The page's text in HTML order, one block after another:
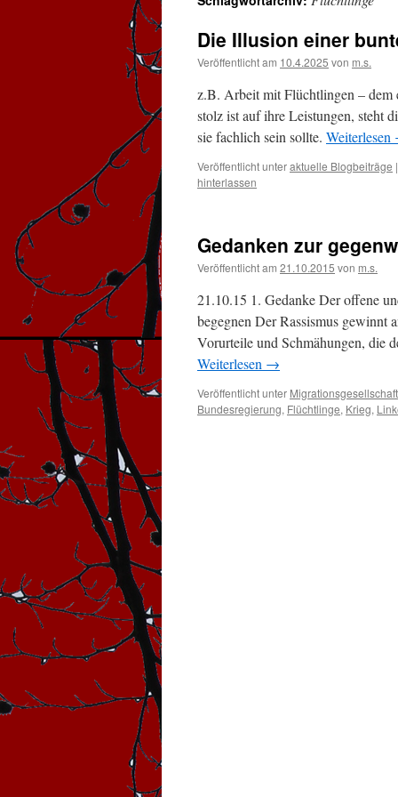
Die Illusion einer
Veröffentlicht am 10.4.2025 von m.s.
z.B. Arbeit mit Flüchtlingen – dem
stolz ist auf ihre Leistungen, steht
sie fachlich sein sollte. Weiterlesen
Veröffentlicht unteraktuelle Blogbeiträge |
hinterlassen
Gedanken zur
Veröffentlicht am 21.10.2015 von m.s.
21.10.15 1. Gedanke Der offene
begegnen Der Rassismus gewinnt
Vorurteile und Schmähungen, die
Weiterlesen →
Veröffentlicht unter
Bundesregierung, Flüchtlinge, Krieg,